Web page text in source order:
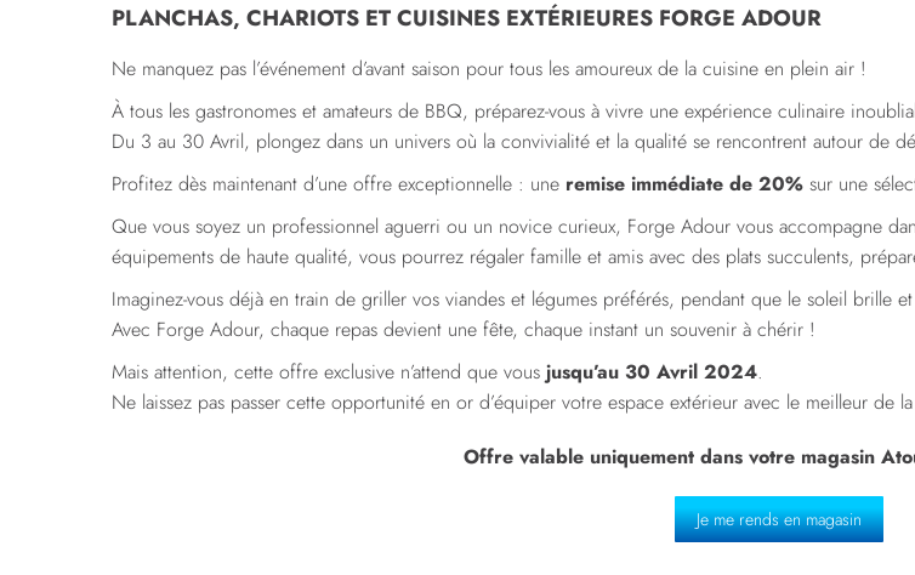
PLANCHAS, CHARIOTS ET CUISINES EXTÉRIEURES FORGE ADOUR
Ne manquez pas l’événement d’avant saison pour tous les amoureux de la cuisine en plein air !
À tous les gastronomes et amateurs de BBQ, préparez-vous à vivre une expérience culinaire
Du 3 au 30 Avril, plongez dans un univers où la convivialité et la qualité se rencontrent autour de
Profitez dès maintenant d’une offre exceptionnelle : une remise immédiate de 20% sur une
Que vous soyez un professionnel aguerri ou un novice curieux, Forge Adour vous accompagne
équipements de haute qualité, vous pourrez régaler famille et amis avec des plats succulents,
Imaginez-vous déjà en train de griller vos viandes et légumes préférés, pendant que le soleil brille et
Avec Forge Adour, chaque repas devient une fête, chaque instant un souvenir à chérir !
Mais attention, cette offre exclusive n’attend que vous jusqu’au 30 Avril 2024.
Ne laissez pas passer cette opportunité en or d’équiper votre espace extérieur avec le meilleur de
Offre valable uniquement dans votre magasin
Je me rends en magasin